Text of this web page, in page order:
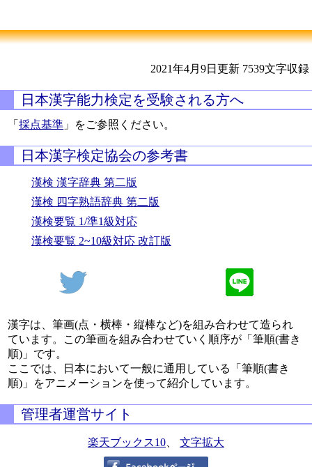
2021年4月9日更新 7539文字収録
日本漢字能力検定を受験される方へ
「採点基準 」をご参照ください。
日本漢字検定協会の参考書
漢検 漢字辞典 第二版
漢検 四字熟語辞典 第二版
漢検要覧 1/準1級対応
漢検要覧 2~10級対応 改訂版
漢字は、筆画(点・横棒・縦棒など)を組み合わせて造られ
ています。この筆画を組み合わせていく順序が「筆順(書き
順)」です。
ここでは、日本において一般に通用している「筆順(書き
順)」をアニメーションを使って紹介しています。
管理者運営サイト
楽天ブックス10 文字拡大